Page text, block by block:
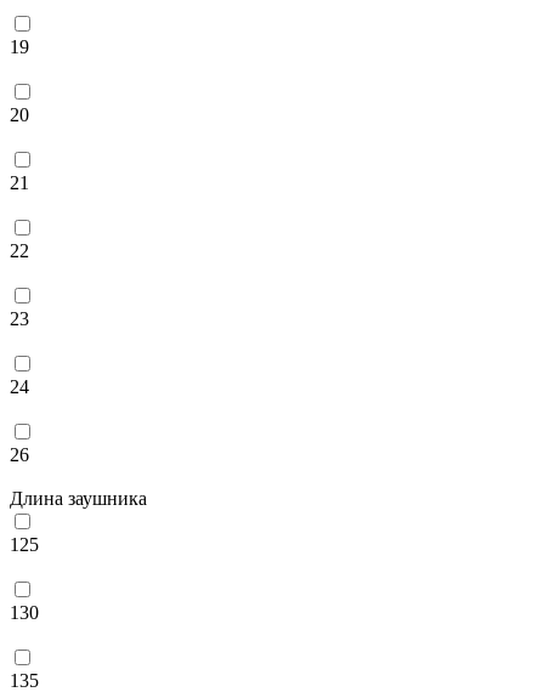
19
20
21
22
23
24
26
Длина заушника
125
130
135